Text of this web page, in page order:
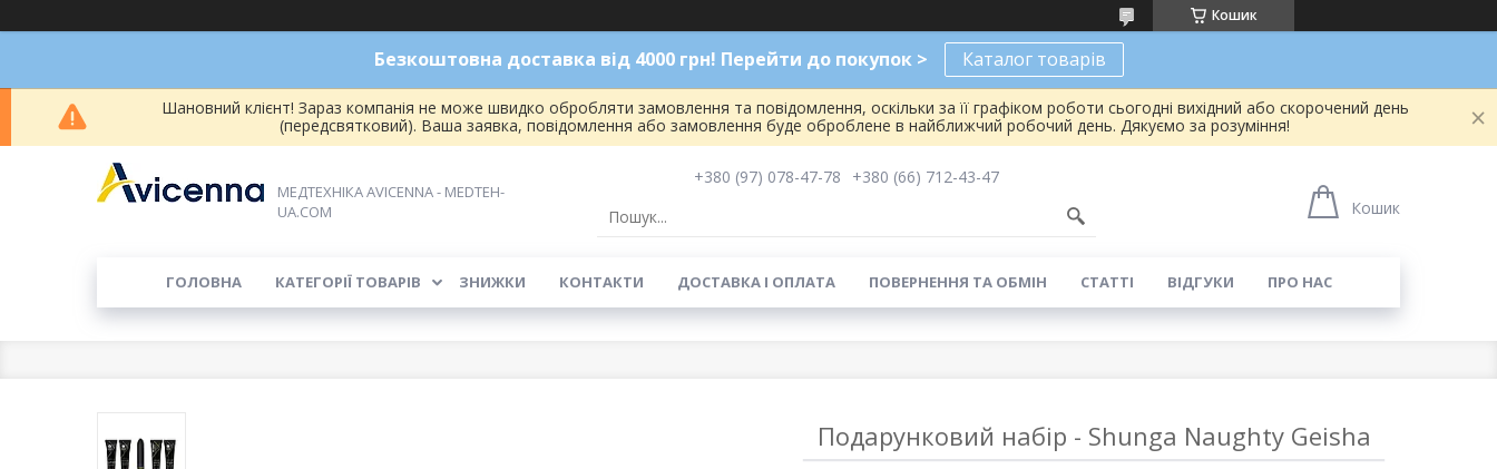
Кошик
Безкоштовна доставка від 4000 грн! Перейти до покупок > Каталог товарів
Шановний клієнт! Зараз компанія не може швидко обробляти замовлення та повідомлення, оскільки за її графіком роботи сьогодні вихідний або скорочений день
(передсвятковий). Ваша заявка, повідомлення або замовлення буде оброблене в найближчий робочий день. Дякуємо за розуміння!
МЕДТЕХНІКА AVICENNA - MEDTEH-
UA.COM
+380 (97) 078-47-78
+380 (66) 712-43-47
Кошик
ГОЛОВНА КАТЕГОРІЇ ТОВАРІВ ЗНИЖКИ КОНТАКТИ ДОСТАВКА І ОПЛАТА ПОВЕРНЕННЯ ТА ОБМІН СТАТТІ ВІДГУКИ ПРО НАС
Подарунковий набір - Shunga Naughty Geisha